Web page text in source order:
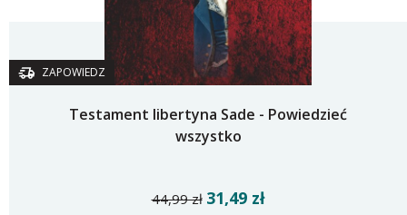
ZAPOWIEDZ
Testament libertyna Sade - Powiedzieć
wszystko
44,99 zł 31,49 zł